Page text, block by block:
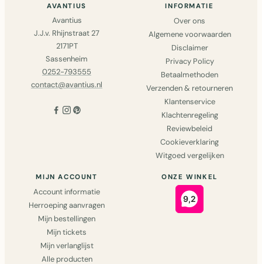
AVANTIUS
Avantius
J.J.v. Rhijnstraat 27
2171PT
Sassenheim
0252-793555
contact@avantius.nl
INFORMATIE
Over ons
Algemene voorwaarden
Disclaimer
Privacy Policy
Betaalmethoden
Verzenden & retourneren
Klantenservice
Klachtenregeling
Reviewbeleid
Cookieverklaring
Witgoed vergelijken
MIJN ACCOUNT
Account informatie
Herroeping aanvragen
Mijn bestellingen
Mijn tickets
Mijn verlanglijst
Alle producten
ONZE WINKEL